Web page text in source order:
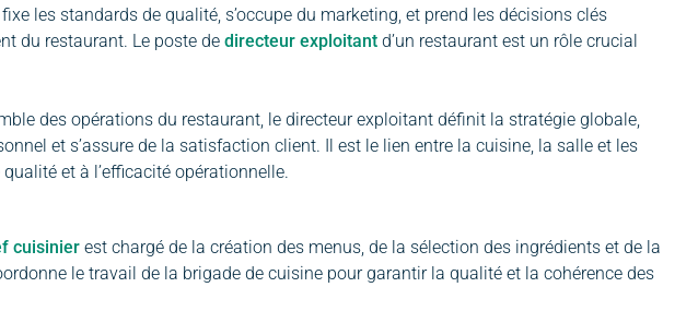
les standards de qualité, s’occupe du marketing, et prend les décisions clés
du restaurant. Le poste de directeur exploitant d’un restaurant est un rôle crucial
des opérations du restaurant, le directeur exploitant définit la stratégie globale,
et s’assure de la satisfaction client. Il est le lien entre la cuisine, la salle et les
et à l’efficacité opérationnelle.
cuisinier est chargé de la création des menus, de la sélection des ingrédients et de la
le travail de la brigade de cuisine pour garantir la qualité et la cohérence des